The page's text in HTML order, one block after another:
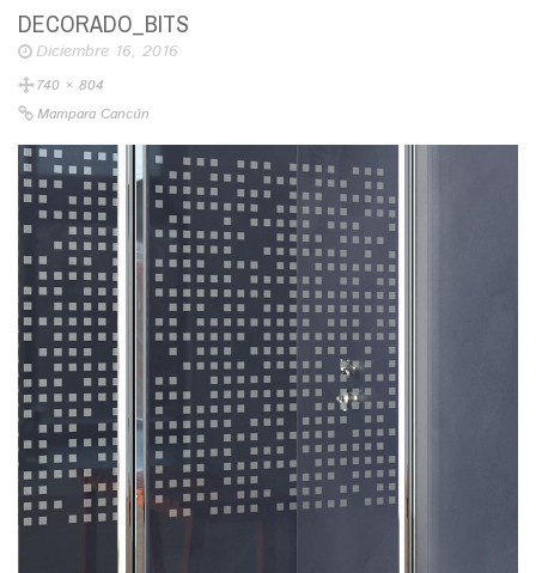
DECORADO_BITS
Diciembre 16, 2016
740 × 804
Mampara Cancún